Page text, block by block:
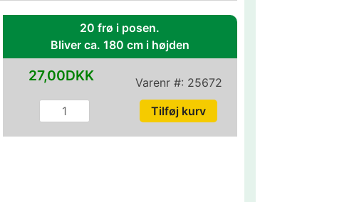
20 frø i posen.
Bliver ca. 180 cm i højden
Varenr #: 25672
27,00DKK